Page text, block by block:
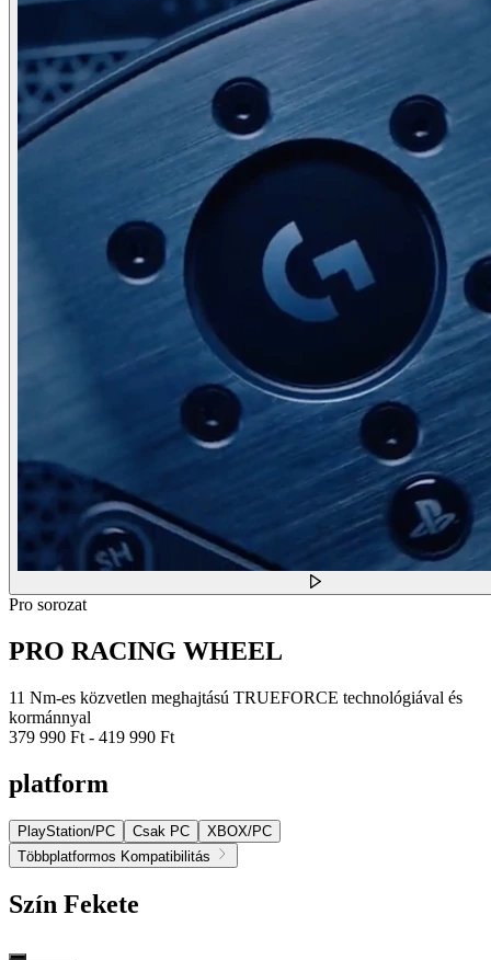
Pro sorozat
PRO RACING WHEEL
11 Nm-es közvetlen meghajtású TRUEFORCE technológiával és
kormánnyal
379 990 Ft - 419 990 Ft
platform
PlayStation/PC Csak PC
XBOX/PC
Többplatformos Kompatibilitás
Szín Fekete